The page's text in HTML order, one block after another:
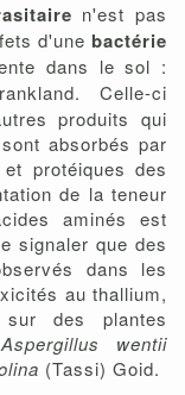
n'est pas
d'une bactérie
dans le sol :
Celle-ci
produits qui
absorbés par
protéiques des
de la teneur
aminés est
signaler que des
dans les
au thallium,
des plantes
Aspergillus wentii
(Tassi) Goid.